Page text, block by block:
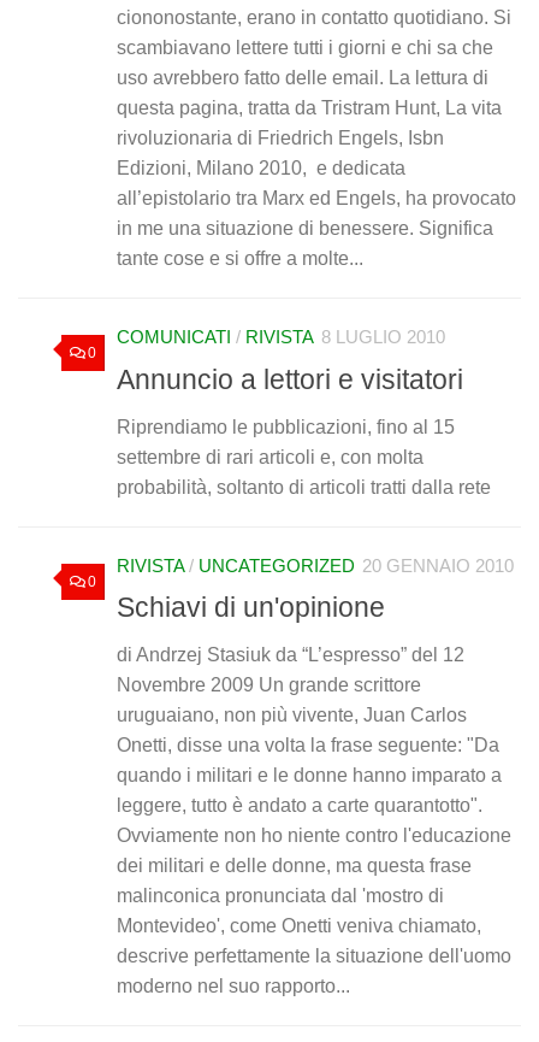
ciononostante, erano in contatto quotidiano. Si
scambiavano lettere tutti i giorni e chi sa che
uso avrebbero fatto delle email. La lettura di
questa pagina, tratta da Tristram Hunt, La vita
rivoluzionaria di Friedrich Engels, Isbn
Edizioni, Milano 2010, e dedicata
all’epistolario tra Marx ed Engels, ha provocato
in me una situazione di benessere. Significa
tante cose e si offre a molte...
0
COMUNICATI / RIVISTA 8 LUGLIO 2010
Annuncio a lettori e visitatori
Riprendiamo le pubblicazioni, fino al 15
settembre di rari articoli e, con molta
probabilità, soltanto di articoli tratti dalla rete
0
RIVISTA/ UNCATEGORIZED 20 GENNAIO 2010
Schiavi di un'opinione
di Andrzej Stasiuk da “L’espresso” del 12
Novembre 2009 Un grande scrittore
uruguaiano, non più vivente, Juan Carlos
Onetti, disse una volta la frase seguente: "Da
quando i militari e le donne hanno imparato a
leggere, tutto è andato a carte quarantotto".
Ovviamente non ho niente contro l'educazione
dei militari e delle donne, ma questa frase
malinconica pronunciata dal 'mostro di
Montevideo', come Onetti veniva chiamato,
descrive perfettamente la situazione dell'uomo
moderno nel suo rapporto...